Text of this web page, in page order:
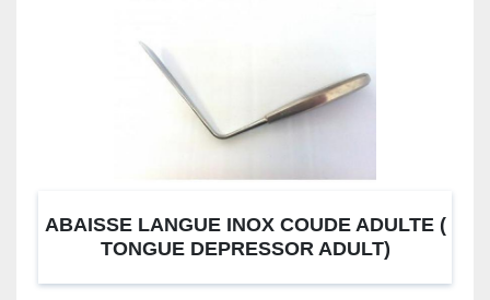
ABAISSE LANGUE INOX COUDE ADULTE (
TONGUE DEPRESSOR ADULT)